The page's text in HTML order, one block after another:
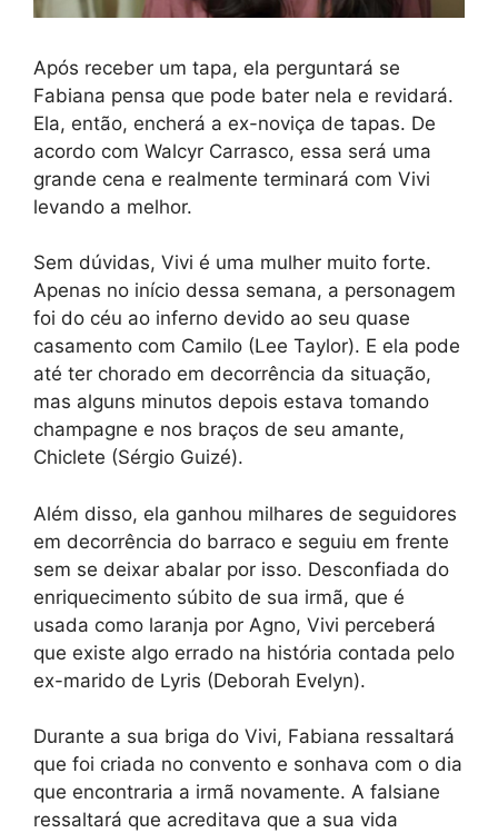
Após receber um tapa, ela perguntará se
Fabiana pensa que pode bater nela e revidará.
Ela, então, encherá a ex-noviça de tapas. De
acordo com Walcyr Carrasco, essa será uma
grande cena e realmente terminará com Vivi
levando a melhor.
Sem dúvidas, Vivi é uma mulher muito forte.
Apenas no início dessa semana, a personagem
foi do céu ao inferno devido ao seu quase
casamento com Camilo (Lee Taylor). E ela pode
até ter chorado em decorrência da situação,
mas alguns minutos depois estava tomando
champagne e nos braços de seu amante,
Chiclete (Sérgio Guizé).
Além disso, ela ganhou milhares de seguidores
em decorrência do barraco e seguiu em frente
sem se deixar abalar por isso. Desconfiada do
enriquecimento súbito de sua irmã, que é
usada como laranja por Agno, Vivi perceberá
que existe algo errado na história contada pelo
ex-marido de Lyris (Deborah Evelyn).
Durante a sua briga do Vivi, Fabiana ressaltará
que foi criada no convento e sonhava com o dia
que encontraria a irmã novamente. A falsiane
ressaltará que acreditava que a sua vida